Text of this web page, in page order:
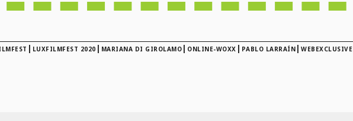
| LUXFILMFEST 2020 | MARIANA DI GIROLAMO | ONLINE-WOXX | PABLO LARRAÍN | WEBEXCLUSIVE